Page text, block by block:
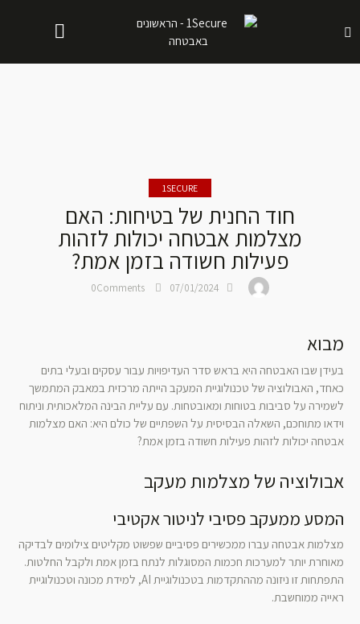
1SECURE
חוד החנית של בטיחות: האם
מצלמות אבטחה יכולות לזהות
פעילות חשודה בזמן אמת?
07/01/2024
0Comments
מבוא
בעידן שבו האבטחה היא בראש סדר העדיפויות עבור עסקים ובעלי בתים
כאחד, האבולוציה של טכנולוגיית המעקב הייתה מרכזית במאבק המתמשך
לשמירה על סביבות בטוחות ומאובטחות. עם עליית הבינה המלאכותית וניתוח
וידאו מתוחכם, השאלה הבסיסית על השפתיים של כולם היא: האם מצלמות
אבטחה יכולות לזהות פעילות חשודה בזמן אמת?
אבולוציה של מצלמות מעקב
המסע ממעקב פסיבי לניטור אקטיבי
מצלמות אבטחה עברו ממכשירים פסיביים שפשוט מקליטים צילומים לבדיקה
מאוחרת יותר למערכות חכמות המסוגלות לנתח בזמן אמת ולקבל החלטות.
התפתחות זו ניזונה מההתקדמות בטכנולוגיית AI, למידת מכונה וטכנולוגיית
ראייה ממוחשבת.